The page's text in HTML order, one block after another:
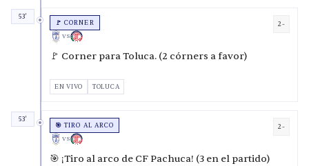
53'
🚩 CORNER
VS
2-
🚩 Corner para Toluca. (2 córners a favor)
EN VIVO TOLUCA
53'
🎯 TIRO AL ARCO
VS
2-
🎯 ¡Tiro al arco de CF Pachuca! (3 en el partido)